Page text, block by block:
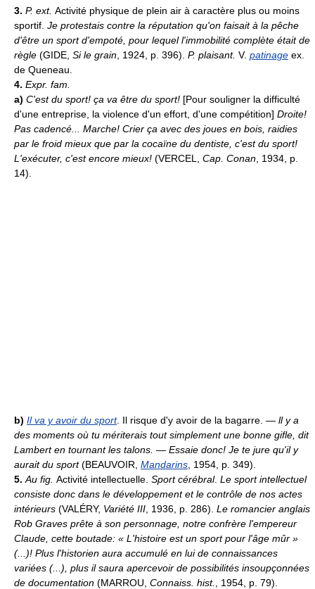
3. P. ext. Activité physique de plein air à caractère plus ou moins
sportif. Je protestais contre la réputation qu'on faisait à la pêche
d'être un sport d'empoté, pour lequel l'immobilité complète était de
règle (GIDE, Si le grain , 1924, p. 396). P. plaisant. V. patinage ex.
de Queneau.
4. Expr. fam.
a) C'est du sport! ça va être du sport! [Pour souligner la difficulté
d'une entreprise, la violence d'un effort, d'une compétition] Droite!
Pas cadencé... Marche! Crier ça avec des joues en bois, raidies
par le froid mieux que par la cocaïne du dentiste, c'est du sport!
L'exécuter, c'est encore mieux! (VERCEL, Cap. Conan , 1934, p.
14).
b) Il va y avoir du sport. Il risque d'y avoir de la bagarre. — ll y a
des moments où tu mériterais tout simplement une bonne gifle, dit
Lambert en tournant les talons. — Essaie donc! Je te jure qu'il y
aurait du sport(BEAUVOIR, Mandarins , 1954, p. 349).
5. Au fig. Activité intellectuelle. Sport cérébral. Le sport intellectuel
consiste donc dans le développement et le contrôle de nos actes
intérieurs (VALÉRY, Variété III , 1936, p. 286). Le romancier anglais
Rob Graves prête à son personnage, notre confrère l'empereur
Claude, cette boutade: « L'histoire est un sport pour l'âge mûr »
(...)! Plus l'historien aura accumulé en lui de connaissances
variées (...), plus il saura apercevoir de possibilités insoupçonnées
de documentation (MARROU, Connaiss. hist. , 1954, p. 79).